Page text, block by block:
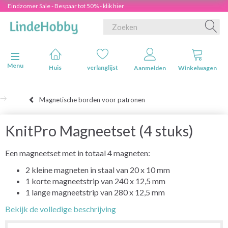
Eindzomer Sale - Bespaar tot 50% - klik hier
Navigatie in-/uitschakelen
Menu
Huis verlanglijst Aanmelden Winkelwagen
Magnetische borden voor patronen
KnitPro Magneetset (4 stuks)
Een magneetset met in totaal 4 magneten:
2 kleine magneten in staal van 20 x 10 mm
1 korte magneetstrip van 240 x 12,5 mm
1 lange magneetstrip van 280 x 12,5 mm
Bekijk de volledige beschrijving